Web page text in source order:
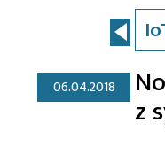
06.04.2018
z